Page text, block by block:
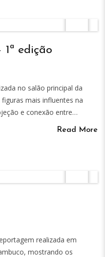
edição
no salão principal da
mais influentes na
e conexão entre…
Read More
realizada em
mostrando os